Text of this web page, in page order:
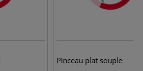
Pinceau plat souple